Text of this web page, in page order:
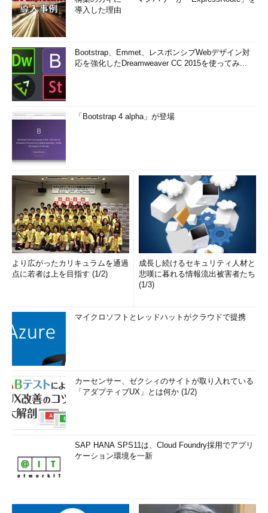
導入した理由
Bootstrap、Emmet、レスポンシブWebデザイン対
応を強化したDreamweaver CC 2015を使ってみ...
「Bootstrap 4 alpha」が登場
より広がったカリキュラムを通過
点に若者は上を目指す (1/2)
成長し続けるセキュリティ人材と
悲嘆に暮れる情報流出被害者たち
(1/3)
マイクロソフトとレッドハットがクラウドで提携
カーセンサー、ゼクシィのサイトが取り入れている
「アダプティブUX」とは何か (1/2)
SAP HANA SPS11は、Cloud Foundry採用でアプリ
ケーション環境を一新